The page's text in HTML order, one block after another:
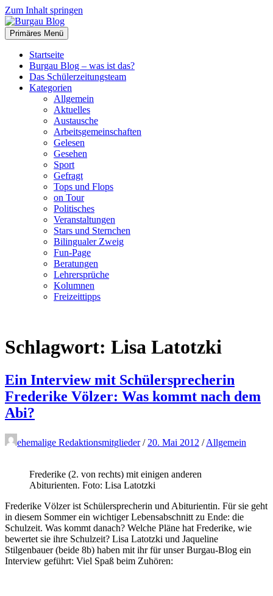
Zum Inhalt springen
Burgau Blog
…von Schülern für Schüler!
Primäres Menü
Startseite
Burgau Blog – was ist das?
Das Schülerzeitungsteam
Kategorien
Allgemein
Aktuelles
Austausche
Arbeitsgemeinschaften
Gelesen
Gesehen
Sport
Gefragt
Tops und Flops
on Tour
Politisches
Veranstaltungen
Stars und Sternchen
Bilingualer Zweig
Fun-Page
Beratungen
Lehrersprüche
Kolumnen
Freizeittipps
Schlagwort: Lisa Latotzki
Ein Interview mit Schülersprecherin
Frederike Völzer: Was kommt nach dem
Abi?
ehemalige Redaktionsmitglieder / 20. Mai 2012 / Allgemein
Frederike (2. von rechts) mit einigen anderen
Abiturienten. Foto: Lisa Latotzki
Frederike Völzer ist Schülersprecherin und Abiturientin. Für sie geht
in diesem Sommer ein wichtiger Lebensabschnitt zu Ende: die
Schulzeit. Was kommt danach? Welche Pläne hat Frederike, wie
bewertet sie ihre Schulzeit? Lisa Latotzki und Jaqueline
Stilgenbauer (beide 8b) haben mit ihr für unser Burgau-Blog ein
Interview geführt: Viel Spaß beim Zuhören: